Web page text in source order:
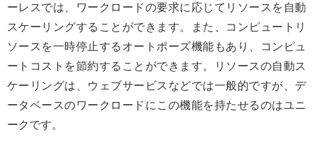
ーレスでは、ワークロードの要求に応じてリソースを自動
スケーリングすることができます。また、コンピュートリ
ソースを一時停止するオートポーズ機能もあり、コンピュ
ートコストを節約することができます。リソースの自動ス
ケーリングは、ウェブサービスなどでは一般的ですが、デ
ータベースのワークロードにこの機能を持たせるのはユニ
ークです。